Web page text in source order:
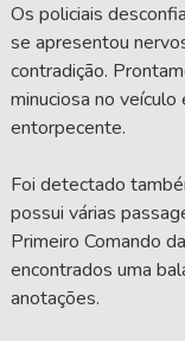
Os policiais
se apresentou
contradição.
minuciosa no
entorpecente.
Foi detectado
possui várias
Primeiro Comando
encontrados uma
anotações.